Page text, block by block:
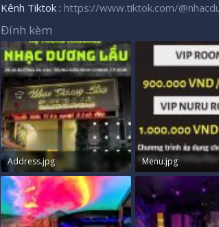
Kênh Tiktok : https://www.tiktok.com/
Đính kèm
Address.jpg
237.6 KB · Xem: 203
Menu.jpg
212.8 KB · Xem: 193